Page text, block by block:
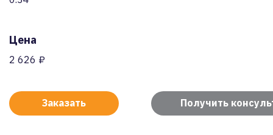
Цена
2 626 ₽
Заказать Получить